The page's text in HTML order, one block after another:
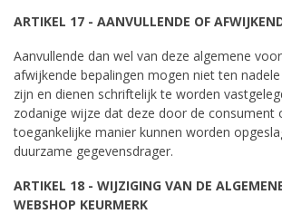
ARTIKEL 17 - AANVULLENDE OF
Aanvullende dan wel van deze algemene
afwijkende bepalingen mogen niet ten
zijn en dienen schriftelijk te worden
zodanige wijze dat deze door de consument
toegankelijke manier kunnen worden
duurzame gegevensdrager.
ARTIKEL 18 - WIJZIGING VAN DE
WEBSHOP KEURMERK